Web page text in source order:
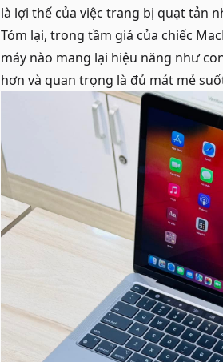
là lợi thế của việc trang bị quạt tản
Tóm lại, trong tầm giá của chiếc
máy nào mang lại hiệu năng như
hơn và quan trọng là đủ mát mẻ